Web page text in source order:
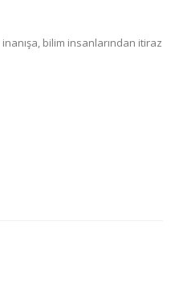
bilim insanlarından itiraz